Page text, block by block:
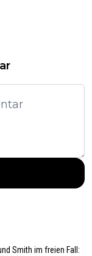
Smith im freien Fall: